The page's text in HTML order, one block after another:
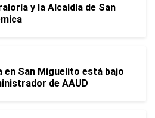
y la Alcaldía de San
en San Miguelito está bajo
de AAUD